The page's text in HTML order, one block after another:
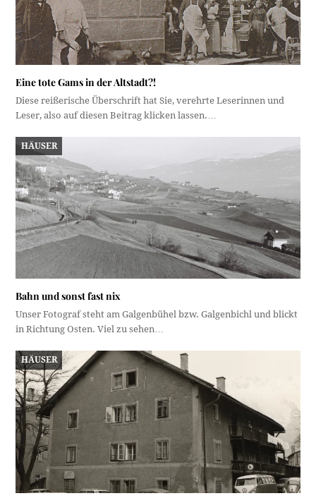
Eine tote Gams in der Altstadt?!
Diese reißerische Überschrift hat Sie, verehrte Leserinnen und
Leser, also auf diesen Beitrag klicken lassen.…
HÄUSER
Bahn und sonst fast nix
Unser Fotograf steht am Galgenbühel bzw. Galgenbichl und blickt
in Richtung Osten. Viel zu sehen…
HÄUSER